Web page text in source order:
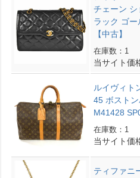
チェーン シ
ラック ゴ
【中古】
在庫数：1
当サイト価
ルイヴィト
45 ボスト
M41428
在庫数：1
当サイト価
ティファニ